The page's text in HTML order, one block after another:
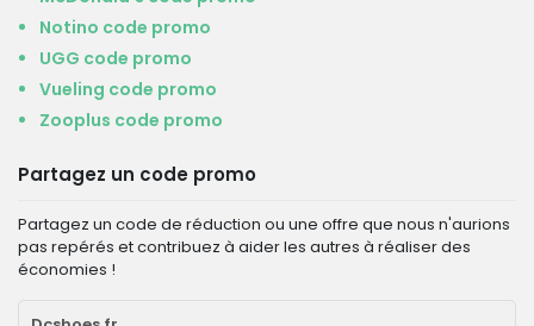
Notino code promo
UGG code promo
Vueling code promo
Zooplus code promo
Partagez un code promo
Partagez un code de réduction ou une offre que nous n'aurions
pas repérés et contribuez à aider les autres à réaliser des
économies !